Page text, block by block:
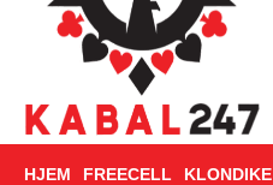
HJEM FREECELL KLONDIKE